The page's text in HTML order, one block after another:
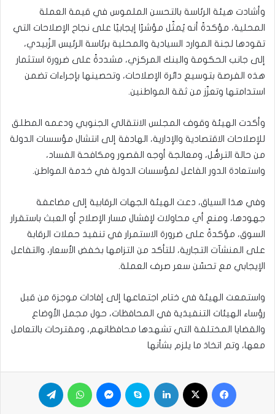
وأشادت هيئة الرئاسة بالتحسن الملموس في قيمة العملة
المحلية، مؤكدةً أنه يُمثّل مؤشرًا إيجابيًا على نجاح الإصلاحات التي
تقودها لجنة الموارد السيادية والمحلية برئاسة الرئيس الزُبيدي،
إلى جانب الحكومة والبنك المركزي، مشددةً على ضرورة استثمار
هذه الفرصة بتوسيع دائرة الإصلاحات، وتحصينها بإجراءات تضمن
استدامتها وتعزّز من ثقة المواطنين.
وأكدت الهيئة وقوف المجلس الانتقالي الجنوبي ودعمه المطلق
للإصلاحات الاقتصادية والإدارية، الهادفة إلى انتشال مؤسسات الدولة
من حالة الترهُّل، ومعالجة أوجه القصور ومكافحة الفساد،
واستعادة الدور الفاعل لمؤسسات الدولة في خدمة المواطن.
وفي هذا السياق، دعت الهيئة الجهات الرقابية إلى مضاعفة
جهودها، ومنع أي محاولات لإفشال مسار الإصلاح أو العبث باستقرار
السوق، مؤكدةً على ضرورة الاستمرار في تنفيذ حملات الرقابة
على المنشآت التجارية، للتأكد من التزامها بخفض الأسعار، والتفاعل
الإيجابي مع تحسّن سعر صرف العملة.
واستمعت الهيئة في ختام اجتماعها إلى إفادات موجزة من قبل
رؤساء الهيئات التنفيذية في المحافظات، حول مجمل الأوضاع
والقضايا المختلفة التي تشهدها محافظاتهم، ومقترحات بالتعامل
معها، وتم اتخاذ ما يلزم بشأنها